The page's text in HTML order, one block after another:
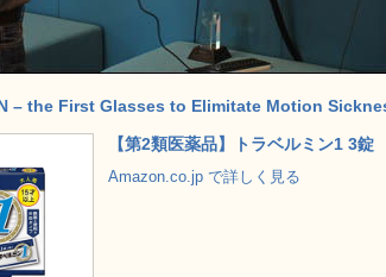
– the First Glasses to Elimitate Motion
【第2類医薬品】トラベルミン1 3錠
Amazon.co.jp で詳しく見る